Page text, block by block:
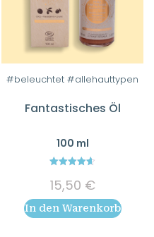
#beleuchtet #allehauttypen
Fantastisches Öl
100 ml
out of 5
15,50 €
In den Warenkorb